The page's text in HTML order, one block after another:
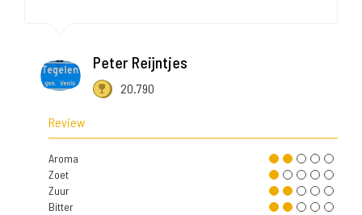
Peter Reijntjes
20.790
Review
Aroma
Zoet
Zuur
Bitter